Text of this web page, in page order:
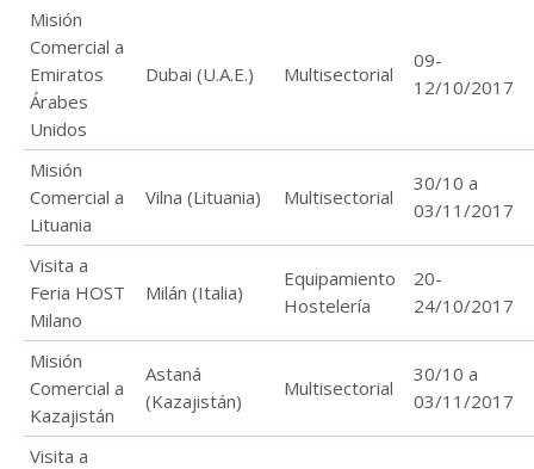
Misión
Comercial a
Emiratos
Árabes
Unidos
Dubai (U.A.E.) Multisectorial
09-
12/10/2017
Misión
Comercial a
Lituania
Vilna (Lituania) Multisectorial
30/10 a
03/11/2017
Visita a
Feria HOST
Milano
Milán (Italia)
Equipamiento
Hostelería
20-
24/10/2017
Misión
Comercial a
Kazajistán
Astaná
(Kazajistán)
Multisectorial
30/10 a
03/11/2017
Visita a